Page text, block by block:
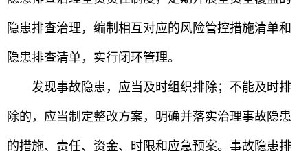
隐患排查治理，编制相互对应的风险管控措施清单和
隐患排查清单，实行闭环管理。
发现事故隐患，应当及时组织排除；不能及时排
除的，应当制定整改方案，明确并落实治理事故隐患
的措施、责任、资金、时限和应急预案。事故隐患排